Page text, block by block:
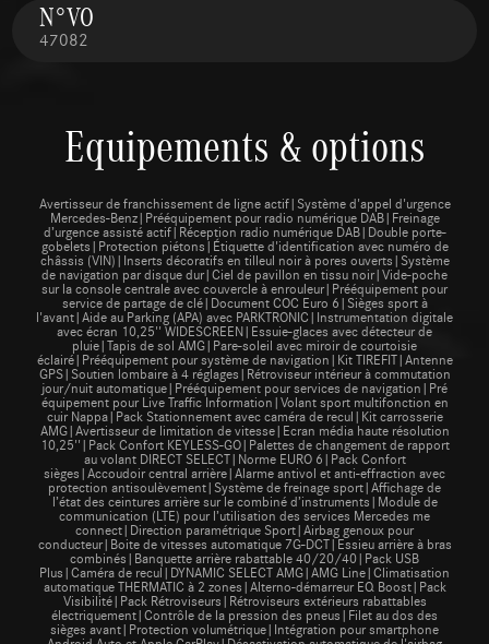
N°VO
47082
Equipements & options
Avertisseur de franchissement de ligne actif|Système d'appel d'urgence
Mercedes-Benz|Prééquipement pour radio numérique DAB|Freinage
d’urgence assisté actif|Réception radio numérique DAB|Double porte-
gobelets|Protection piétons|Étiquette d'identification avec numéro de
châssis (VIN)|Inserts décoratifs en tilleul noir à pores ouverts|Système
de navigation par disque dur|Ciel de pavillon en tissu noir|Vide-poche
sur la console centrale avec couvercle à enrouleur|Prééquipement pour
service de partage de clé|Document COC Euro 6|Sièges sport à
l'avant|Aide au Parking (APA) avec PARKTRONIC|Instrumentation digitale
avec écran 10,25'' WIDESCREEN|Essuie-glaces avec détecteur de
pluie|Tapis de sol AMG|Pare-soleil avec miroir de courtoisie
éclairé|Prééquipement pour système de navigation|Kit TIREFIT|Antenne
GPS|Soutien lombaire à 4 réglages|Rétroviseur intérieur à commutation
jour/nuit automatique|Prééquipement pour services de navigation|Pré
équipement pour Live Traffic Information|Volant sport multifonction en
cuir Nappa|Pack Stationnement avec caméra de recul|Kit carrosserie
AMG|Avertisseur de limitation de vitesse|Ecran média haute résolution
10,25''|Pack Confort KEYLESS-GO|Palettes de changement de rapport
au volant DIRECT SELECT|Norme EURO 6|Pack Confort
sièges|Accoudoir central arrière|Alarme antivol et anti-effraction avec
protection antisoulèvement|Système de freinage sport|Affichage de
l’état des ceintures arrière sur le combiné d’instruments|Module de
communication (LTE) pour l’utilisation des services Mercedes me
connect|Direction paramétrique Sport|Airbag genoux pour
conducteur|Boite de vitesses automatique 7G-DCT|Essieu arrière à bras
combinés|Banquette arrière rabattable 40/20/40|Pack USB
Plus|Caméra de recul|DYNAMIC SELECT AMG|AMG Line|Climatisation
automatique THERMATIC à 2 zones|Alterno-démarreur EQ Boost|Pack
Visibilité|Pack Rétroviseurs|Rétroviseurs extérieurs rabattables
électriquement|Contrôle de la pression des pneus|Filet au dos des
sièges avant|Protection volumétrique|Intégration pour smartphone